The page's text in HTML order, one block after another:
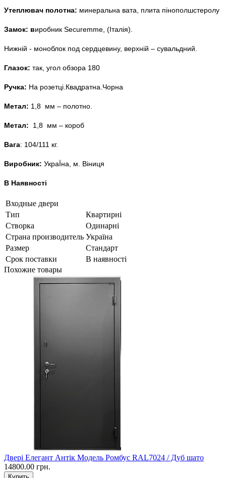
Утеплювач полотна: минеральна вата, плита пінополшстеролу
Замок: виробник Securemme, (Італія).
Нижній - моноблок под сердцевину, верхній – сувальдний.
Глазок: так, угол обзора 180
Ручка: На розетці.Квадратна.Чорна
Метал: 1,8 мм – полотно.
Метал: 1,8 мм – короб
Вага: 104/111 кг.
Виробник: УкраЇна, м. Віниця
В Наявності
Входные двери
Тип
Квартирні
Створка
Одинарні
Страна производитель Україна
Размер
Стандарт
Срок поставки
В наявності
Похожие товары
Двері Елегант Антік Модель Ромбус RAL7024 / Дуб шато
14800.00 грн.